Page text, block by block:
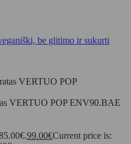
be glitimo ir sukurti
VERTUO POP ENV90.BAE
99.00€Current price is: